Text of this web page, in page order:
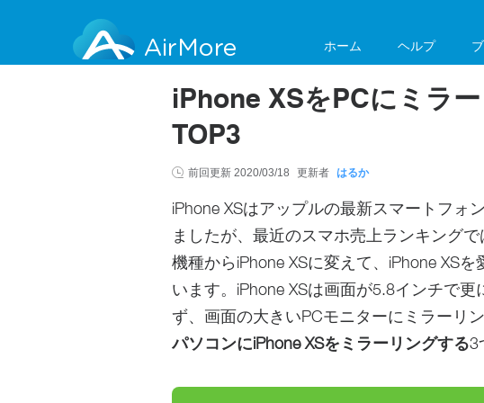
AirMore ホーム ヘルプ
iPhone XSをPCにミラ
TOP3
前回更新 2020/03/18 更新者 はるか
iPhone XSはアップルの最新スマートフォ
ましたが、最近のスマホ売上ランキング
機種からiPhone XSに変えて、iPhone XS
います。iPhone XSは画面が5.8インチで
ず、画面の大きいPCモニターにミラーリ
パソコンにiPhone XSをミラーリングする3